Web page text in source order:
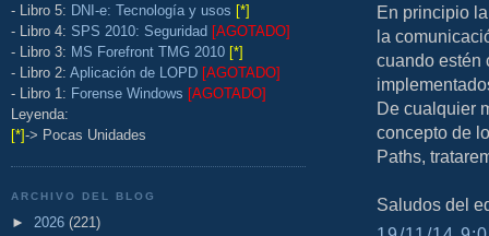
- Libro 5: DNI-e: Tecnología y usos [*]
- Libro 4: SPS 2010: Seguridad [AGOTADO]
- Libro 3: MS Forefront TMG 2010 [*]
- Libro 2: Aplicación de LOPD [AGOTADO]
- Libro 1: Forense Windows [AGOTADO]
Leyenda:
[*]-> Pocas Unidades
ARCHIVO DEL BLOG
► 2026 (221)
En principio
la
cuando estén
De cualquier
concepto de
Paths,
Saludos del